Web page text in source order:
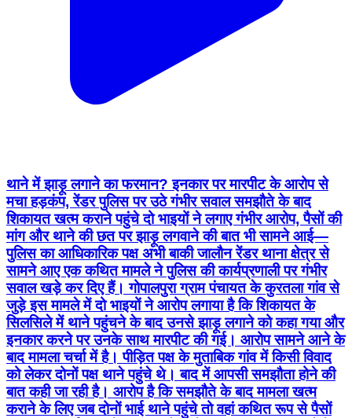
थाने में झाड़ू लगाने का फरमान? इनकार पर मारपीट के आरोप से
मचा हड़कंप, रेंडर पुलिस पर उठे गंभीर सवाल समझौते के बाद
शिकायत खत्म कराने पहुंचे दो भाइयों ने लगाए गंभीर आरोप, पैसों की
मांग और थाने की छत पर झाड़ू लगवाने की बात भी सामने आई—
पुलिस का आधिकारिक पक्ष अभी बाकी जालौन रेंडर थाना क्षेत्र से
सामने आए एक कथित मामले ने पुलिस की कार्यप्रणाली पर गंभीर
सवाल खड़े कर दिए हैं। गोपालपुरा ग्राम पंचायत के कुरतला गांव से
जुड़े इस मामले में दो भाइयों ने आरोप लगाया है कि शिकायत के
सिलसिले में थाने पहुंचने के बाद उनसे झाड़ू लगाने को कहा गया और
इनकार करने पर उनके साथ मारपीट की गई। आरोप सामने आने के
बाद मामला चर्चा में है। पीड़ित पक्ष के मुताबिक गांव में किसी विवाद
को लेकर दोनों पक्ष थाने पहुंचे थे। बाद में आपसी समझौता होने की
बात कही जा रही है। आरोप है कि समझौते के बाद मामला खत्म
कराने के लिए जब दोनों भाई थाने पहुंचे तो वहां कथित रूप से पैसों